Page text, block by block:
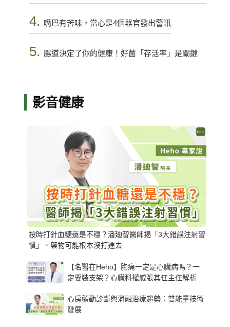
4. 嘴巴有苦味，當心是4個器官發出警訊
5. 腸道決定了你的健康！好菌「存活率」是關鍵
影音健康
按時打針血糖還是不穩？潘廸智醫師揭「3大錯誤注射習
慣」、藥物可能根本沒打進去
【名醫在Heho】胸痛一定是心臟病嗎？一
定要裝支架？心臟科權威張其任主任解析支
心房顫動診斷與消融治療趨勢：雙能量技術
發展